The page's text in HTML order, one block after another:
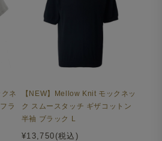
トとして、軽くてメッシュの様に
しています。夏物の着物などでよ
ネ
ラ
【NEW】Mellow Knit モックネッ
ク スムースタッチ ギザコットン
半袖 ブラック L
¥13,750(税込)